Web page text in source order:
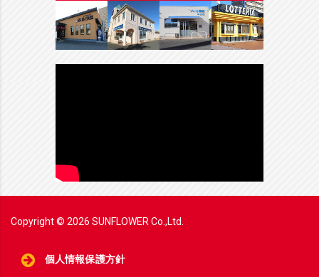
Copyright © 2026 SUNFLOWER Co.,Ltd.
個人情報保護方針